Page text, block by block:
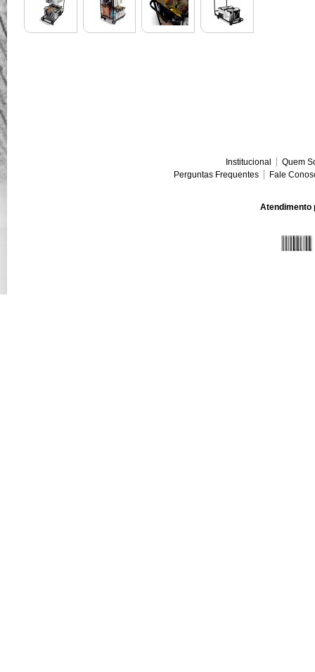
Institucional
Quem
Perguntas Frequentes
Fale
Atendimento